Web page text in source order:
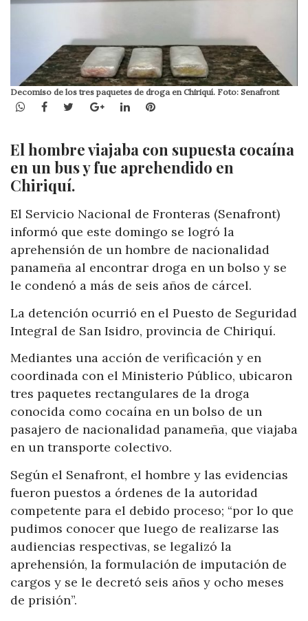
Decomiso de los tres paquetes de droga en Chiriquí. Foto: Senafront
WhatsApp
Facebook
TwitterGoogle+LinkedInPinterest
El hombre viajaba con supuesta cocaína
en un bus y fue aprehendido en
Chiriquí.
El Servicio Nacional de Fronteras (Senafront)
informó que este domingo se logró la
aprehensión de un hombre de nacionalidad
panameña al encontrar droga en un bolso y se
le condenó a más de seis años de cárcel.
La detención ocurrió en el Puesto de Seguridad
Integral de San Isidro, provincia de Chiriquí.
Mediantes una acción de verificación y en
coordinada con el Ministerio Público, ubicaron
tres paquetes rectangulares de la droga
conocida como cocaína en un bolso de un
pasajero de nacionalidad panameña, que viajaba
en un transporte colectivo.
Según el Senafront, el hombre y las evidencias
fueron puestos a órdenes de la autoridad
competente para el debido proceso; “por lo que
pudimos conocer que luego de realizarse las
audiencias respectivas, se legalizó la
aprehensión, la formulación de imputación de
cargos y se le decretó seis años y ocho meses
de prisión”.